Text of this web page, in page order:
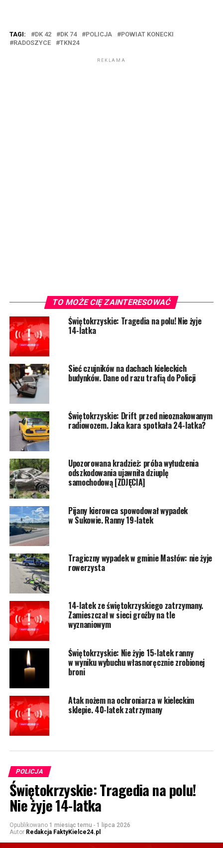
TAGI: DK 42 DK 74 POLICJA
POWIAT KONECKI
RADOSZYCE
TKN24
REKLAMA
TO MOŻE CIĘ ZAINTERESOWAĆ
Świętokrzyskie: Tragedia na polu! Nie żyje
14-latka
Sieć czujników na dachach kieleckich
budynków. Dane od razu trafią do Policji
Świętokrzyskie: Drift przed nieoznakowanym
radiowozem. Jaka kara spotkała 24-latka?
Upozorowana kradzież: próba wyłudzenia
odszkodowania ujawniła dziuplę
samochodową [ZDJĘCIA]
Pijany kierowca spowodował wypadek
w Sukowie. Ranny 19-latek
Tragiczny wypadek w gminie Masłów: nie żyje
rowerzysta
14-latek ze świętokrzyskiego zatrzymany.
Zamieszczał w sieci groźby na tle
wyznaniowym
Świętokrzyskie: Nie żyje 15-latek ranny
w wyniku wybuchu własnoręcznie zrobionej
broni
Atak nożem na ochroniarza w kieleckim
sklepie. 40-latek zatrzymany
POLICJA
Świętokrzyskie: Tragedia na polu!
Nie żyje 14-latka
Opublikowano 1 miesiąc temu - 1 lipca 2026
Autor Redakcja FaktyKielce24.pl